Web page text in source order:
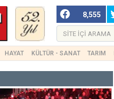
8,555
HAYAT KÜLTÜR - SANAT TARIM